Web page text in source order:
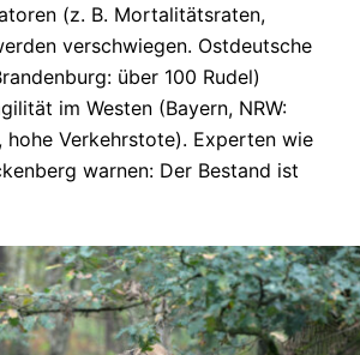
(z. B. Mortalitätsraten,
verschwiegen. Ostdeutsche
über 100 Rudel)
im Westen (Bayern, NRW:
hohe Verkehrstote). Experten wie
warnen: Der Bestand ist